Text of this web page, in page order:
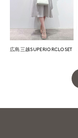
広島三越SUPERIORCLOSET